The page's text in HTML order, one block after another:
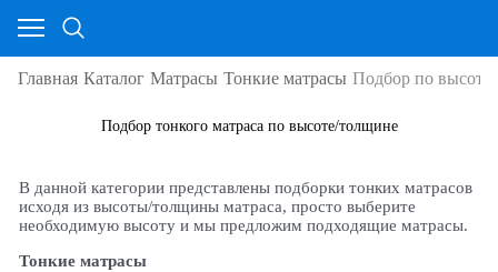
Главная Каталог Матрасы Тонкие матрасы Подбор по высоте
Подбор тонкого матраса по высоте/толщине
В данной категории представлены подборки тонких матрасов
исходя из высоты/толщины матраса, просто выберите
необходимую высоту и мы предложим подходящие матрасы.
Тонкие матрасы